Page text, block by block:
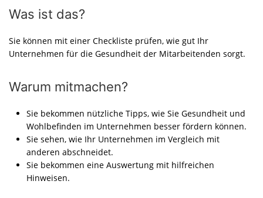
Was ist das?
Sie können mit einer Checkliste prüfen, wie gut Ihr
Unternehmen für die Gesundheit der Mitarbeitenden sorgt.
Warum mitmachen?
Sie bekommen nützliche Tipps, wie Sie Gesundheit und
Wohlbefinden im Unternehmen besser fördern können.
Sie sehen, wie Ihr Unternehmen im Vergleich mit
anderen abschneidet.
Sie bekommen eine Auswertung mit hilfreichen
Hinweisen.